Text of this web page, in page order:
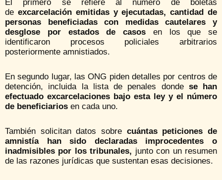
El primero se refiere al número de boletas
de excarcelación emitidas y ejecutadas, cantidad de
personas beneficiadas con medidas cautelares y
desglose por estados de casos en los que se
identificaron procesos policiales arbitrarios
posteriormente amnistiados.
En segundo lugar, las ONG piden detalles por centros de
detención, incluida la lista de penales dondese han
efectuado excarcelaciones bajo esta ley y el número
de beneficiarios en cada uno.
También solicitan datos sobre cuántas peticiones de
amnistía han sido declaradas improcedentes o
inadmisibles por los tribunales, junto con un resumen
de las razones jurídicas que sustentan esas decisiones.